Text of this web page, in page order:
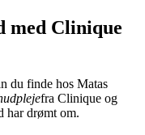
med Clinique
du finde hos Matas
fra Clinique og
har drømt om.